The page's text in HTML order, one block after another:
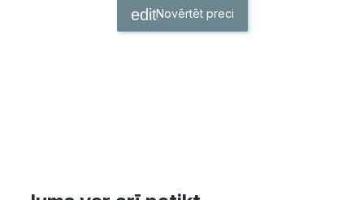
Novērtēt preci